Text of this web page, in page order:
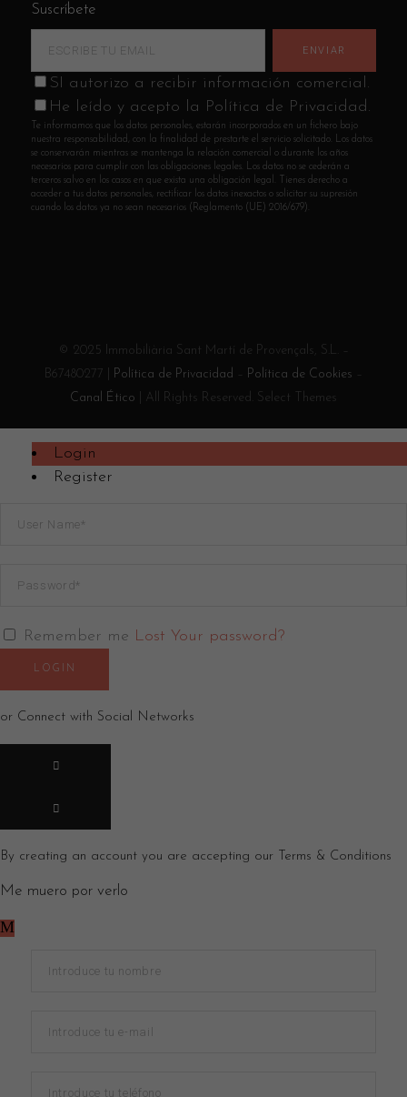
Suscríbete
SI autorizo a recibir información comercial.
He leído y acepto la Política de Privacidad.
Te informamos que los datos personales, estarán incorporados en un fichero bajo
nuestra responsabilidad, con la finalidad de prestarte el servicio solicitado. Los datos
se conservarán mientras se mantenga la relación comercial o durante los años
necesarios para cumplir con las obligaciones legales. Los datos no se cederán a
terceros salvo en los casos en que exista una obligación legal. Tienes derecho a
acceder a tus datos personales, rectificar los datos inexactos o solicitar su supresión
cuando los datos ya no sean necesarios (Reglamento (UE) 2016/679).
© 2025 Immobiliària Sant Martí de Provençals, S.L. –
B67480277 |
Política de Privacidad Política de Cookies
Canal Ético | All Rights Reserved. Select Themes
Login
Register
Remember me Lost Your password?
LOGIN
or Connect with Social Networks
By creating an account you are accepting our Terms & Conditions
Me muero por verlo